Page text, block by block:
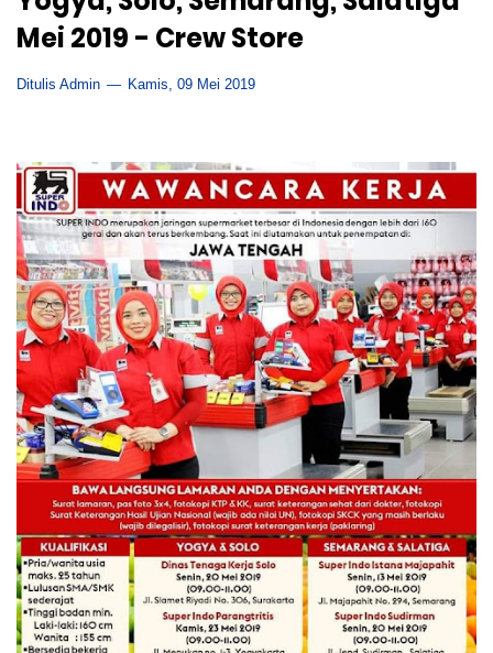
Mei 2019 - Crew Store
Ditulis Admin Kamis, 09 Mei 2019